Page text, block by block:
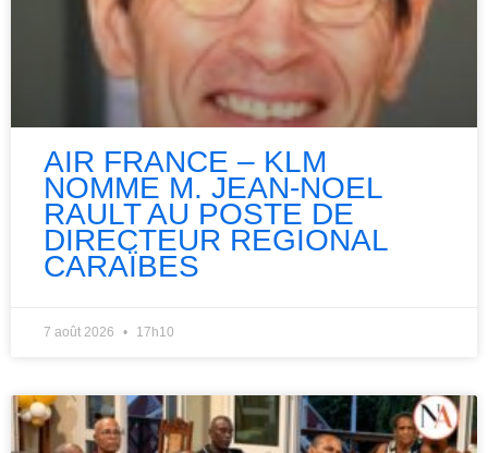
AIR FRANCE – KLM
NOMME M. JEAN-NOEL
RAULT AU POSTE DE
DIRECTEUR REGIONAL
CARAÏBES
7 août 2026 17h10